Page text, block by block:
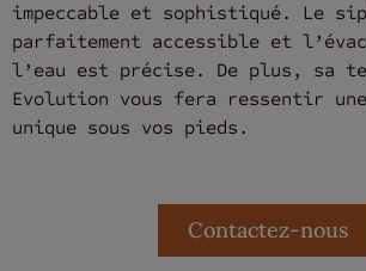
impeccable et sophistiqué. Le
parfaitement accessible et
l’eau est précise. De plus, sa
Evolution vous fera ressentir
unique sous vos pieds.
Contactez-nous